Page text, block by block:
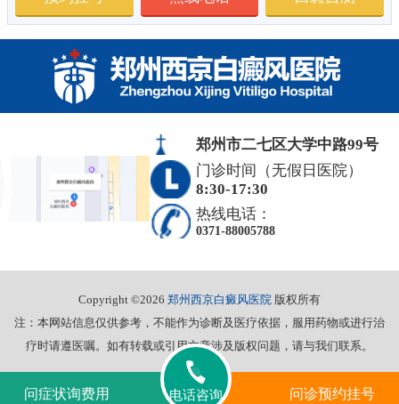
郑州市二七区大学中路99号
门诊时间（无假日医院）
8:30-17:30
热线电话：
0371-88005788
Copyright ©2026 郑州西京白癜风医院 版权所有
注：本网站信息仅供参考，不能作为诊断及医疗依据，服用药物或进行治
疗时请遵医嘱。如有转载或引用文章涉及版权问题，请与我们联系。
问症状询费用 电话咨询 问诊预约挂号